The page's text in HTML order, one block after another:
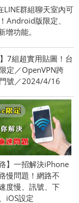
LINE群組聊天室內可
Android版限定、
增功能。
7組超實用貼圖！台
定／OpenVPN跨
號／2024/4/16
】一招解決iPhone
慢問題！網路不
度慢、訊號、下
iOS設定